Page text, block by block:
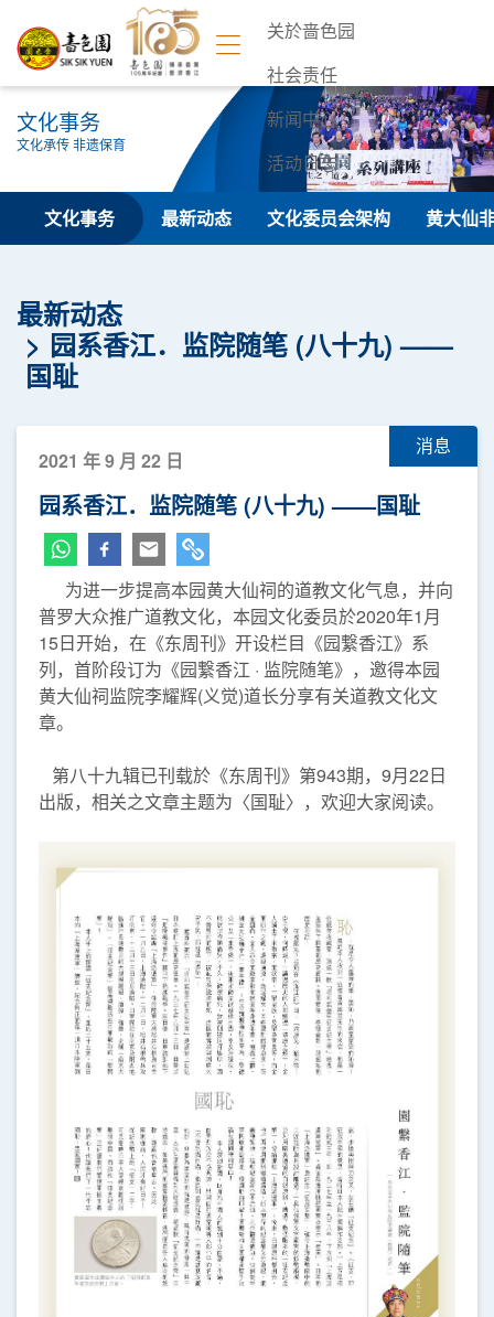
关於啬色园
社会责任
新闻中心
活动日志
联络我们
文化事务
文化承传 非遗保育
文化事务 最新动态 文化委员会架构 黄大仙
最新动态
园系香江．监院随笔 (八十九) ——
国耻
消息
2021 年 9 月 22 日
园系香江．监院随笔 (八十九) ——国耻
为进一步提高本园黄大仙祠的道教文化气息，并向
普罗大众推广道教文化，本园文化委员於2020年1月
15日开始，在《东周刊》开设栏目《园繋香江》系
列，首阶段订为《园繋香江 · 监院随笔》，邀得本园
黄大仙祠监院李耀辉(义觉)道长分享有关道教文化文
章。
第八十九辑已刊载於《东周刊》第943期，9月22日
出版，相关之文章主题为〈国耻〉，欢迎大家阅读。